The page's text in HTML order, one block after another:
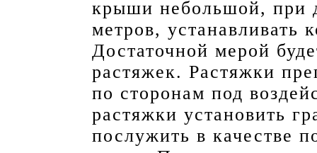
крыши небольшой, при
метров, устанавливать
Достаточной мерой
растяжек. Растяжки
по сторонам под
растяжки установить
послужить в качестве